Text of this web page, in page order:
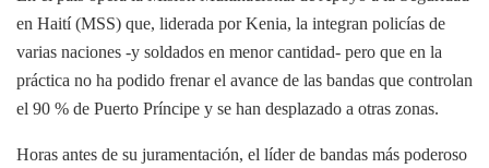
en Haití (MSS) que, liderada por Kenia, la integran policías de
varias naciones -y soldados en menor cantidad- pero que en la
práctica no ha podido frenar el avance de las bandas que controlan
el 90 % de Puerto Príncipe y se han desplazado a otras zonas.
Horas antes de su juramentación, el líder de bandas más poderoso